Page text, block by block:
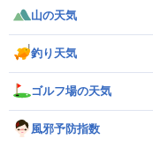
山の天気
釣り天気
ゴルフ場の天気
風邪予防指数